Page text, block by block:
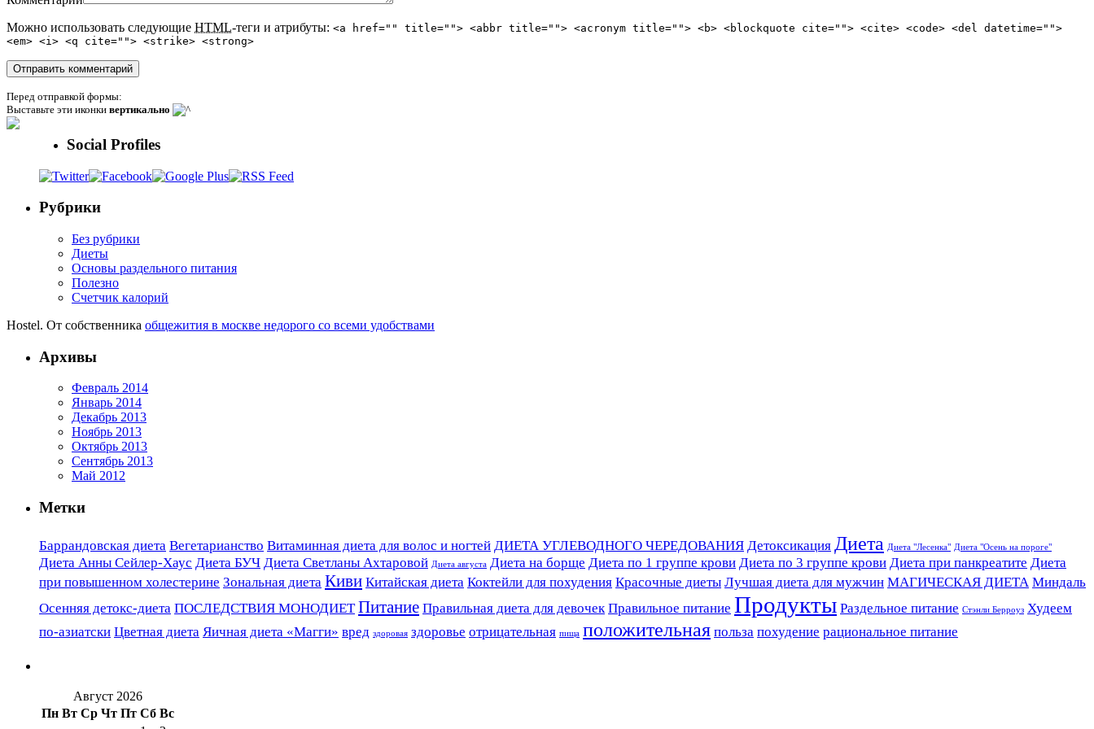
Можно использовать следующие HTML-теги и атрибуты: <a href="" title=""> <abbr title=""> <acronym title=""> <b> <blockquote cite=""> <cite> <code> <del datetime="">
<em> <i> <q cite=""> <strike> <strong>
Перед отправкой формы:
Выставьте эти иконки вертикально
Social Profiles
Рубрики
Без рубрики
Диеты
Основы раздельного питания
Полезно
Счетчик калорий
Hostel. От собственника общежития в москве недорого со всеми удобствами
Архивы
Февраль 2014
Январь 2014
Декабрь 2013
Ноябрь 2013
Октябрь 2013
Сентябрь 2013
Май 2012
Метки
Баррандовская диета Вегетарианство Витаминная диета для волос и ногтей ДИЕТА УГЛЕВОДНОГО ЧЕРЕДОВАНИЯ Детоксикация Диета Диета "Лесенка" Диета "Осень на пороге"
Диета Анны Сейлер-Хаус Диета БУЧ Диета Светланы Ахтаровой Диета августа Диета на борще Диета по 1 группе крови Диета по 3 группе крови Диета при панкреатите Диета
при повышенном холестерине Зональная диета Киви Китайская диета Коктейли для похудения Красочные диеты Лучшая диета для мужчин МАГИЧЕСКАЯ ДИЕТА Миндаль
Осенняя детокс-диета ПОСЛЕДСТВИЯ МОНОДИЕТ Питание Правильная диета для девочек Правильное питание Продукты Раздельное питание Стэнли Берроуз Худеем
по-азиатски Цветная диета Яичная диета «Магги» вред здоровая здоровье отрицательная пища положительная польза похудение рациональное питание
Август 2026
Пн Вт Ср Чт Пт Сб Вс